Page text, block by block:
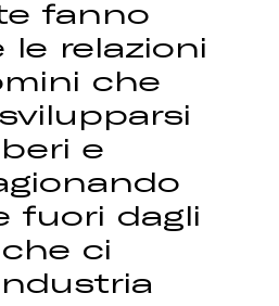
fanno
le relazioni
che
e
fuori dagli
ci